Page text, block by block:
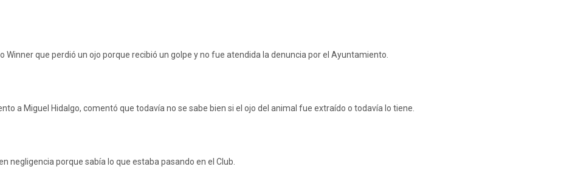
Winner que perdió un ojo porque recibió un golpe y no fue atendida la denuncia por el Ayuntamiento.
a Miguel Hidalgo, comentó que todavía no se sabe bien si el ojo del animal fue extraído o todavía lo tiene.
negligencia porque sabía lo que estaba pasando en el Club.